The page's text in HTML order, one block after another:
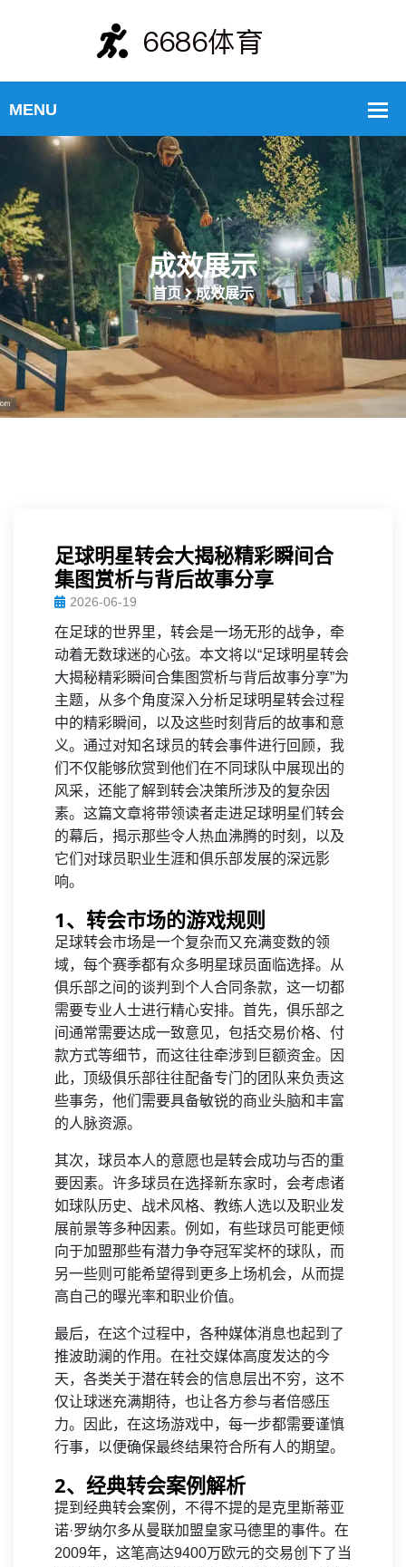
成效展示
首页 成效展示
足球明星转会大揭秘精彩瞬间合
集图赏析与背后故事分享
2026-06-19
在足球的世界里，转会是一场无形的战争，牵
动着无数球迷的心弦。本文将以“足球明星转会
大揭秘精彩瞬间合集图赏析与背后故事分享”为
主题，从多个角度深入分析足球明星转会过程
中的精彩瞬间，以及这些时刻背后的故事和意
义。通过对知名球员的转会事件进行回顾，我
们不仅能够欣赏到他们在不同球队中展现出的
风采，还能了解到转会决策所涉及的复杂因
素。这篇文章将带领读者走进足球明星们转会
的幕后，揭示那些令人热血沸腾的时刻，以及
它们对球员职业生涯和俱乐部发展的深远影
响。
1、转会市场的游戏规则
足球转会市场是一个复杂而又充满变数的领
域，每个赛季都有众多明星球员面临选择。从
俱乐部之间的谈判到个人合同条款，这一切都
需要专业人士进行精心安排。首先，俱乐部之
间通常需要达成一致意见，包括交易价格、付
款方式等细节，而这往往牵涉到巨额资金。因
此，顶级俱乐部往往配备专门的团队来负责这
些事务，他们需要具备敏锐的商业头脑和丰富
的人脉资源。
其次，球员本人的意愿也是转会成功与否的重
要因素。许多球员在选择新东家时，会考虑诸
如球队历史、战术风格、教练人选以及职业发
展前景等多种因素。例如，有些球员可能更倾
向于加盟那些有潜力争夺冠军奖杯的球队，而
另一些则可能希望得到更多上场机会，从而提
高自己的曝光率和职业价值。
最后，在这个过程中，各种媒体消息也起到了
推波助澜的作用。在社交媒体高度发达的今
天，各类关于潜在转会的信息层出不穷，这不
仅让球迷充满期待，也让各方参与者倍感压
力。因此，在这场游戏中，每一步都需要谨慎
行事，以便确保最终结果符合所有人的期望。
2、经典转会案例解析
提到经典转会案例，不得不提的是克里斯蒂亚
诺·罗纳尔多从曼联加盟皇家马德里的事件。在
2009年，这笔高达9400万欧元的交易创下了当